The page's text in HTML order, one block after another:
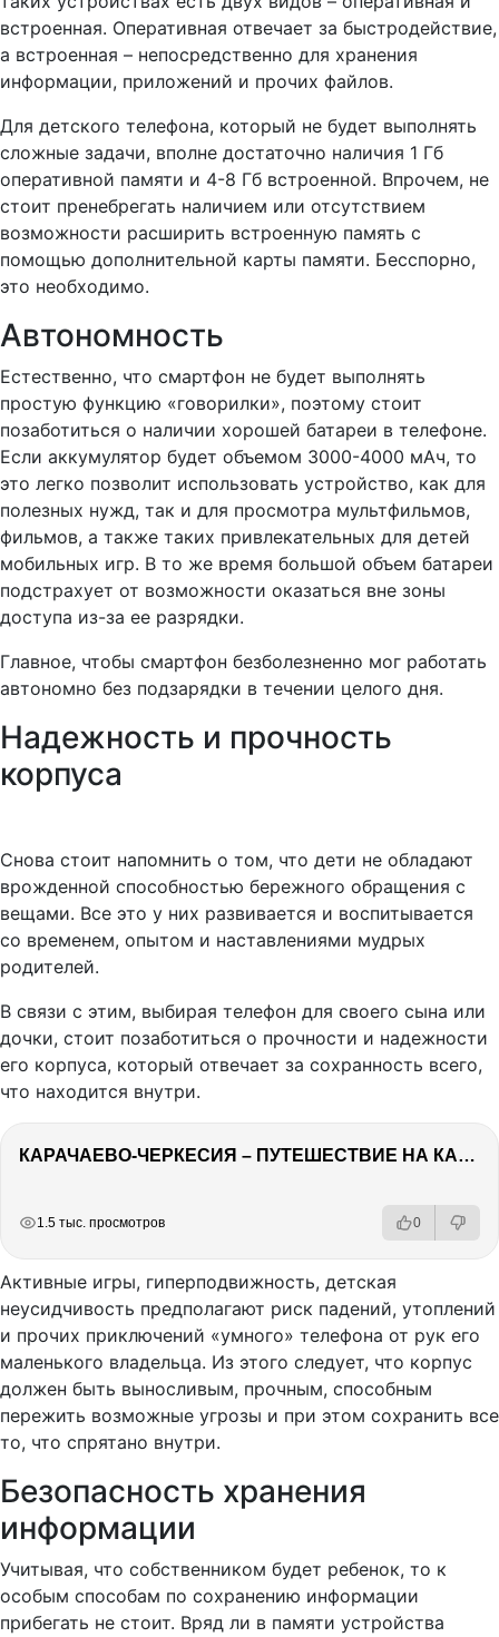
встроенная. Оперативная отвечает за быстродействие,
а встроенная – непосредственно для хранения
информации, приложений и прочих файлов.
Для детского телефона, который не будет выполнять
сложные задачи, вполне достаточно наличия 1 Гб
оперативной памяти и 4-8 Гб встроенной. Впрочем, не
стоит пренебрегать наличием или отсутствием
возможности расширить встроенную память с
помощью дополнительной карты памяти. Бесспорно,
это необходимо.
Автономность
Естественно, что смартфон не будет выполнять
простую функцию «говорилки», поэтому стоит
позаботиться о наличии хорошей батареи в телефоне.
Если аккумулятор будет объемом 3000-4000 мАч, то
это легко позволит использовать устройство, как для
полезных нужд, так и для просмотра мультфильмов,
фильмов, а также таких привлекательных для детей
мобильных игр. В то же время большой объем батареи
подстрахует от возможности оказаться вне зоны
доступа из-за ее разрядки.
Главное, чтобы смартфон безболезненно мог работать
автономно без подзарядки в течении целого дня.
Надежность и прочность
корпуса
Снова стоит напомнить о том, что дети не обладают
врожденной способностью бережного обращения с
вещами. Все это у них развивается и воспитывается
со временем, опытом и наставлениями мудрых
родителей.
В связи с этим, выбирая телефон для своего сына или
дочки, стоит позаботиться о прочности и надежности
его корпуса, который отвечает за сохранность всего,
что находится внутри.
КАРАЧАЕВО-ЧЕРКЕСИЯ – ПУТЕШЕСТВИЕ НА КАВКАЗ часть 2
1.5 тыс. просмотров 0
Активные игры, гиперподвижность, детская
неусидчивость предполагают риск падений, утоплений
и прочих приключений «умного» телефона от рук его
маленького владельца. Из этого следует, что корпус
должен быть выносливым, прочным, способным
пережить возможные угрозы и при этом сохранить все
то, что спрятано внутри.
Безопасность хранения
информации
Учитывая, что собственником будет ребенок, то к
особым способам по сохранению информации
прибегать не стоит. Вряд ли в памяти устройства